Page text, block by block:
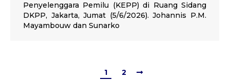
Penyelenggara Pemilu (KEPP) di Ruang Sidang
DKPP, Jakarta, Jumat (5/6/2026). Johannis P.M.
Mayambouw dan Sunarko
1 2